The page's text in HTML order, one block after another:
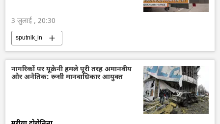
3 जुलाई , 20:30
sputnik_in
नागरिकों पर यूक्रेनी हमले पूरी तरह अमानवीय
और अनैतिक: रूसी मानवाधिकार आयुक्त